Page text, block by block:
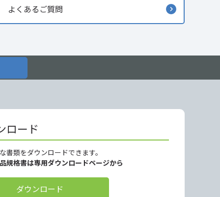
よくあるご質問
ロード
書類をダウンロードできます。
規格書は専用ダウンロードページから
ダウンロード